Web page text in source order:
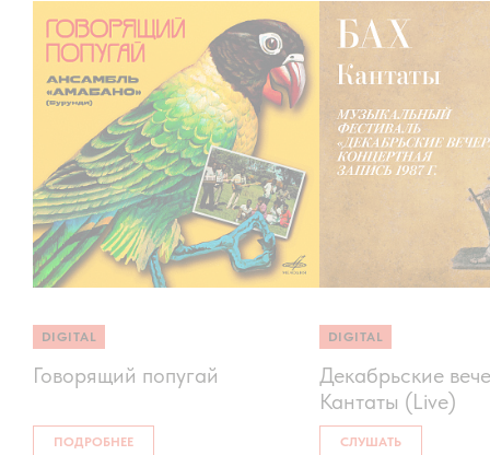
DIGITAL
Говорящий попугай
ПОДРОБНЕЕ
DIGITAL
Декабрьские
Кантаты (Live)
СЛУШАТЬ